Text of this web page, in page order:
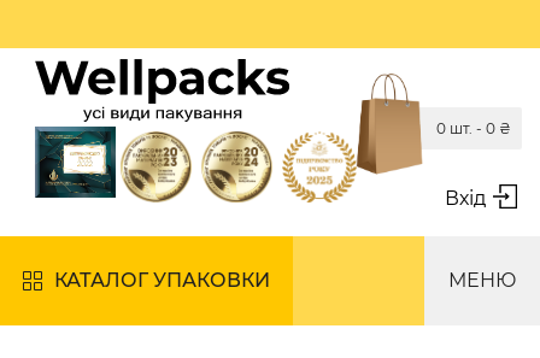
Вхід
0 шт. - 0 ₴
КАТАЛОГ УПАКОВКИ МЕНЮ